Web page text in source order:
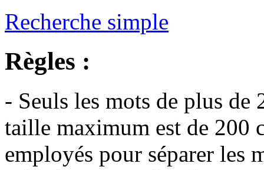
Recherche simple
Règles :
- Seuls les mots de plus de
taille maximum est de 200
employés pour séparer les